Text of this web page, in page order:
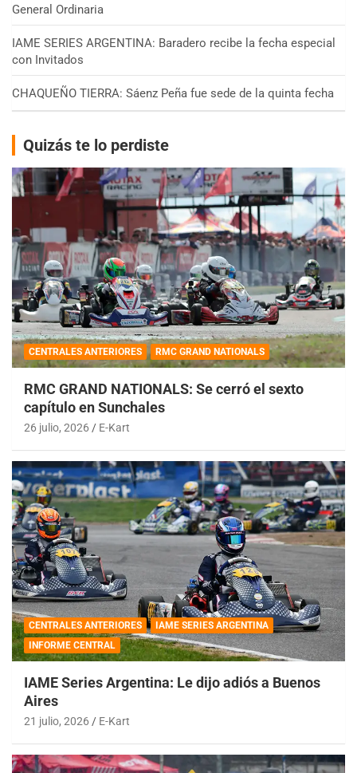
General Ordinaria
IAME SERIES ARGENTINA: Baradero recibe la fecha especial
con Invitados
CHAQUEÑO TIERRA: Sáenz Peña fue sede de la quinta fecha
Quizás te lo perdiste
CENTRALES ANTERIORES RMC GRAND NATIONALS
RMC GRAND NATIONALS: Se cerró el sexto
capítulo en Sunchales
26 julio, 2026 E-Kart
CENTRALES ANTERIORES
IAME SERIES ARGENTINA
INFORME CENTRAL
IAME Series Argentina: Le dijo adiós a Buenos
Aires
21 julio, 2026 E-Kart